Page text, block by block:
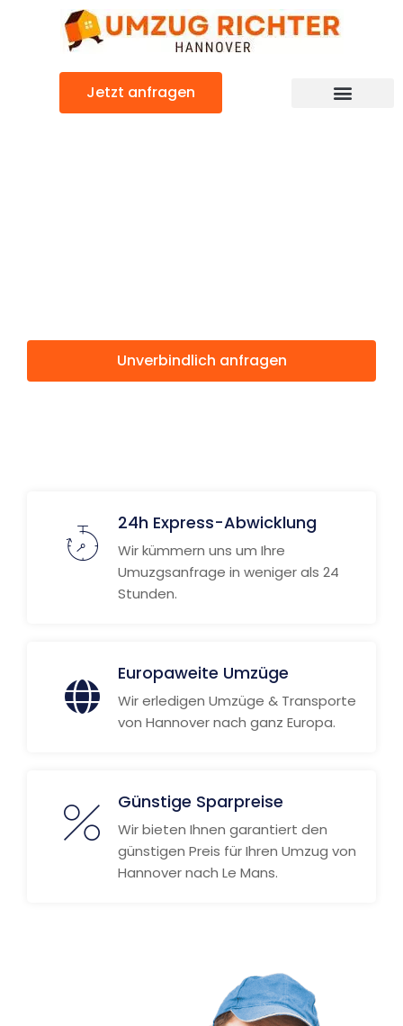
Jetzt anfragen
Unverbindlich anfragen
24h Express-Abwicklung
Wir kümmern uns um Ihre
Umuzgsanfrage in weniger als 24
Stunden.
Europaweite Umzüge
Wir erledigen Umzüge & Transporte
von Hannover nach ganz Europa.
Günstige Sparpreise
Wir bieten Ihnen garantiert den
günstigen Preis für Ihren Umzug von
Hannover nach Le Mans.